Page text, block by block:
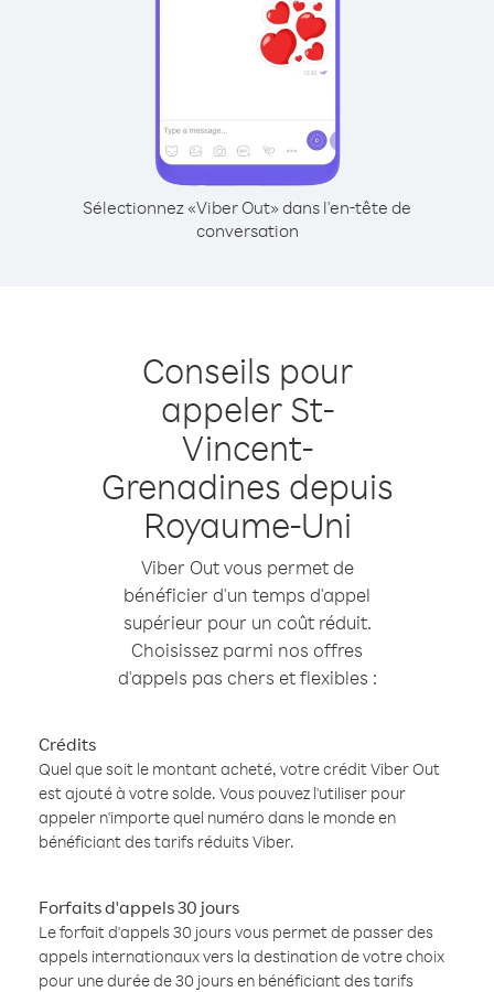
Sélectionnez «Viber Out» dans l'en-tête de
conversation
Conseils pour
appeler St-
Vincent-
Grenadines depuis
Royaume-Uni
Viber Out vous permet de
bénéficier d'un temps d'appel
supérieur pour un coût réduit.
Choisissez parmi nos offres
d'appels pas chers et flexibles :
Crédits
Quel que soit le montant acheté, votre crédit Viber Out
est ajouté à votre solde. Vous pouvez l'utiliser pour
appeler n'importe quel numéro dans le monde en
bénéficiant des tarifs réduits Viber.
Forfaits d'appels 30 jours
Le forfait d'appels 30 jours vous permet de passer des
appels internationaux vers la destination de votre choix
pour une durée de 30 jours en bénéficiant des tarifs